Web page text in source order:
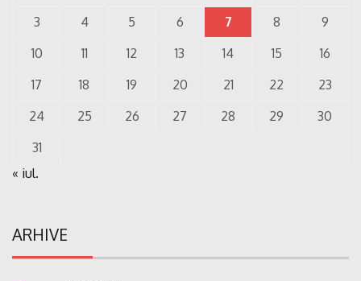
3
4 5 6 7 8
9
10
11 12 13 14 15
16
17
18 19 20 21 22
23
24
25 26 27 28 29
30
31
« iul.
ARHIVE